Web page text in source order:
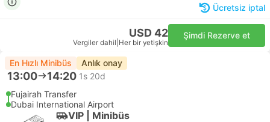
Ücretsiz iptal
USD 42
Vergiler dahil Her bir yetişkin
Şimdi Rezerve et
En Hızlı Minibüs Anlık onay
13:00 14:20 1s 20d
Fujairah Transfer
Dubai International Airport
VIP | Minibüs